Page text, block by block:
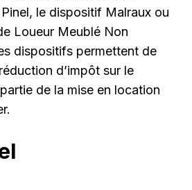
le dispositif Malraux ou
Loueur Meublé Non
dispositifs permettent de
d’impôt sur le
de la mise en location